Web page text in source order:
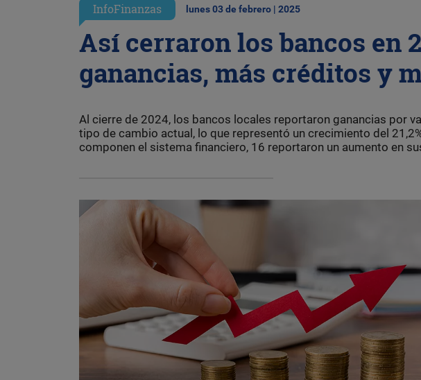
InfoFinanzas lunes 03 de febrero | 2025
Así cerraron los bancos en
ganancias, más créditos y
Al cierre de 2024, los bancos locales reportaron ganancias por
tipo de cambio actual, lo que representó un crecimiento del
componen el sistema financiero, 16 reportaron un aumento en